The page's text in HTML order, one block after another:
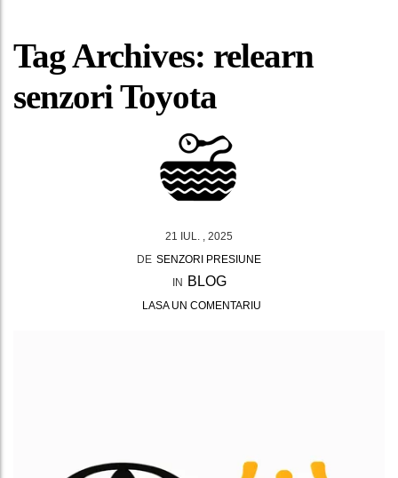
Tag Archives: relearn
senzori Toyota
21 IUL. , 2025
DE SENZORI PRESIUNE
IN
BLOG
LASA UN COMENTARIU